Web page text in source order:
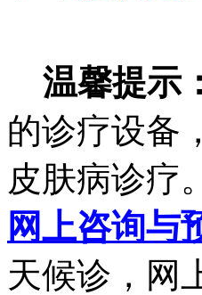
温馨提示：
的诊疗设备
皮肤病诊疗
网上咨询与
天候诊，网